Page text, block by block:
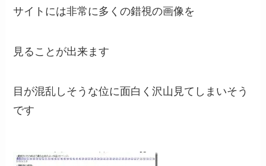
サイトには非常に多くの錯視の画像を
見ることが出来ます
目が混乱しそうな位に面白く沢山見てしまいそう
です